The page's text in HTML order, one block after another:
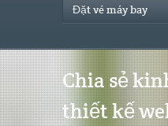
Đặt vé máy bay
Chia sẻ
thiết kế